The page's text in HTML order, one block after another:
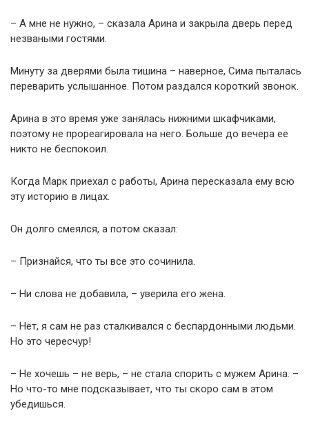
– А мне не нужно, – сказала Арина и закрыла дверь перед
незваными гостями.
Минуту за дверями была тишина – наверное, Сима пыталась
переварить услышанное. Потом раздался короткий звонок.
Арина в это время уже занялась нижними шкафчиками,
поэтому не прореагировала на него. Больше до вечера ее
никто не беспокоил.
Когда Марк приехал с работы, Арина пересказала ему всю
эту историю в лицах.
Он долго смеялся, а потом сказал:
– Признайся, что ты все это сочинила.
– Ни слова не добавила, – уверила его жена.
– Нет, я сам не раз сталкивался с беспардонными людьми.
Но это чересчур!
– Не хочешь – не верь, – не стала спорить с мужем Арина. –
Но что-то мне подсказывает, что ты скоро сам в этом
убедишься.